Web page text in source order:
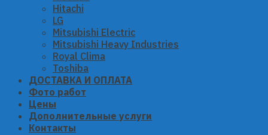
Hitachi
LG
Mitsubishi Electric
Mitsubishi Heavy Industries
Royal Clima
Toshiba
ДОСТАВКА И ОПЛАТА
Фото работ
Цены
Дополнительные услуги
Контакты